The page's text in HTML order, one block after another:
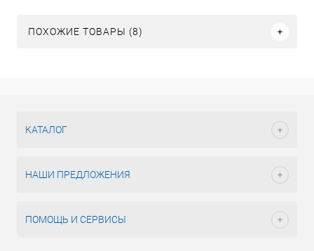
ПОХОЖИЕ ТОВАРЫ (8)
КАТАЛОГ
НАШИ ПРЕДЛОЖЕНИЯ
ПОМОЩЬ И СЕРВИСЫ